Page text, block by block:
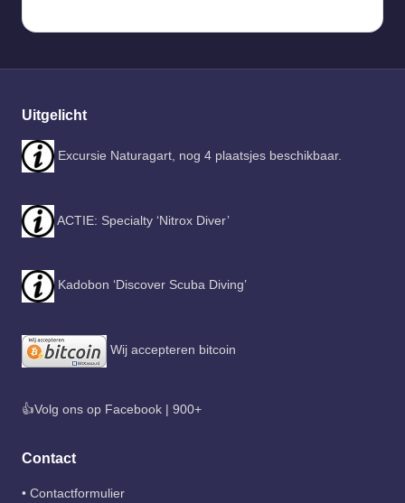
Uitgelicht
Excursie Naturagart, nog 4 plaatsjes beschikbaar.
ACTIE: Specialty ‘Nitrox Diver’
Kadobon ‘Discover Scuba Diving’
Wij accepteren bitcoin
👍Volg ons op Facebook | 900+
Contact
• Contactformulier